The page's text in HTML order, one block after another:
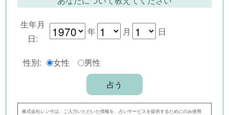
生年月
日:
年 月 日
性別: 女性 男性
株式会社レンサは、ご入力いただいた情報を、占いサービスを提供するためにのみ使用